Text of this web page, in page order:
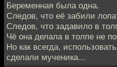
Беременная была одна.
Следов, что её забили
Следов, что задавило в
Чё она делала в толпе не
Но как всегда,
сделали мученика...